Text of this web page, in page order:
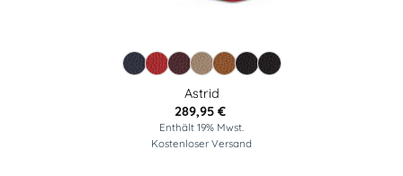
Astrid
289,95 €
Enthält 19% Mwst.
Kostenloser Versand